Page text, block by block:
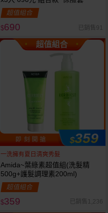
超值組合
$690 已銷售91
超值組合
即 刻 開 搶 $359
一洗擁有夏日清爽秀髮
Amida~葉綠素超值組(洗髮精
500g+護髮調理素200ml)
超值組合
$359 已銷售1,236